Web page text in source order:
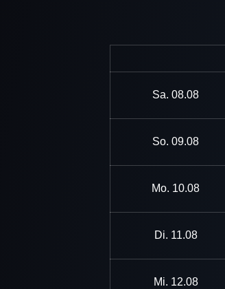
Sa. 08.08
So. 09.08
Mo. 10.08
Di. 11.08
Mi. 12.08